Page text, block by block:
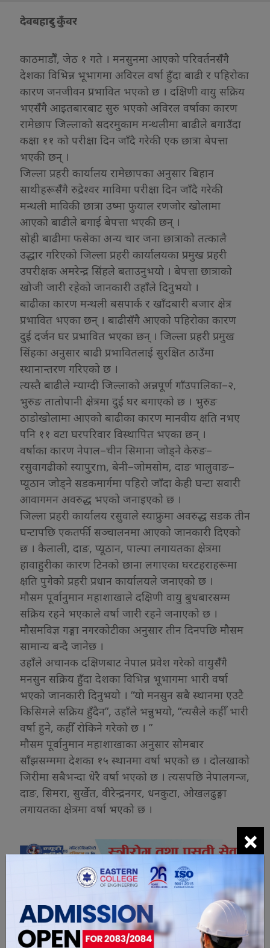
देवबहादुर कुँवर
काठमाडौंँ, जेठ १ गते । मनसुनमा आएको परिवर्तनसंँगै
देशका विभिन्न भूभागमा अविरल वर्षा हुँदा बाढी र पहिरोका
कारण जनजीवन प्रभावित भएको छ । दक्षिणी वायु सक्रिय
भएसंँगै आइतबारबाट सुरु भएको अविरल वर्षाका कारण
रामेछाप जिल्लाको सदरमुकाम मन्थलीमा बाढीले बगाउँदा
कक्षा ११ को परीक्षा दिन जाँदै गरेकी एक छात्रा बेपत्ता
भएकी छन् ।
जिल्ला प्रहरी कार्यालय रामेछापका अनुसार बिहान
साथीहरूसंँगै रुद्रेश्वर माविमा परीक्षा दिन जाँदै गरेकी
मन्थली माविकी छात्रा उष्मा फुयाल रणजोर खोलामा
आएको बाढीले बगाई बेपत्ता भएकी छन् ।
सोही बाढीमा फसेका अन्य चार जना छात्राको तत्कालै
उद्धार गरिएको जिल्ला प्रहरी कार्यालयका प्रमुख प्रहरी
उपरीक्षक अमरेन्द्र सिंहले बताउनुभयो । बेपत्ता छात्राको
खोजी जारी रहेको जानकारी उहाँले दिनुभयो ।
बाढीका कारण मन्थली बसपार्क र खाँदबारी बजार क्षेत्र
प्रभावित भएका छन् । बाढीसँगै आएको पहिरोका कारण
दुई दर्जन घर प्रभावित भएका छन् । जिल्ला प्रहरी प्रमुख
सिंहका अनुसार बाढी प्रभावितलाई सुरक्षित ठाउँमा
स्थानान्तरण गरिएको छ ।
त्यस्तै बाढीले म्याग्दी जिल्लाको अन्नपूर्ण गाँउपालिका–२,
भुरुङ तातोपानी क्षेत्रमा दुई घर बगाएको छ । भुरुङ
ठाडोखोलामा आएको बाढीका कारण मानवीय क्षति नभए
पनि ११ वटा घरपरिवार विस्थापित भएका छन् ।
वर्षाका कारण नेपाल–चीन सिमाना जोड्ने केरुङ–
रसुवागढीको स्यापु्रm, बेनी–जोमसोम, दाङ भालुवाङ–
प्यूठान जोड्ने सडकमार्गमा पहिरो जाँदा केही घन्टा सवारी
आवागमन अवरुद्ध भएको जनाइएको छ ।
जिल्ला प्रहरी कार्यालय रसुवाले स्याफ्रुमा अवरुद्ध सडक तीन
घन्टापछि एकतर्फी सञ्चालनमा आएको जानकारी दिएको
छ । कैलाली, दाङ, प्यूठान, पाल्पा लगायतका क्षेत्रमा
हावाहुरीका कारण टिनको छाना लगाएका घरटहराहरूमा
क्षति पुगेको प्रहरी प्रधान कार्यालयले जनाएको छ ।
मौसम पूर्वानुमान महाशाखाले दक्षिणी वायु बुधबारसम्म
सक्रिय रहने भएकाले वर्षा जारी रहने जनाएको छ ।
मौसमविज्ञ गङ्गा नगरकोटीका अनुसार तीन दिनपछि मौसम
सामान्य बन्दै जानेछ ।
उहाँले अचानक दक्षिणबाट नेपाल प्रवेश गरेको वायुसंँगै
मनसुन सक्रिय हुँदा देशका विभिन्न भूभागमा भारी वर्षा
भएको जानकारी दिनुभयो । “यो मनसुन सबै स्थानमा एउटै
किसिमले सक्रिय हुँदैन”, उहाँले भन्नुभयो, “त्यसैले कहीँ भारी
वर्षा हुने, कहीँ रोकिने गरेको छ । ”
मौसम पूर्वानुमान महाशाखाका अनुसार सोमबार
साँझसम्ममा देशका १५ स्थानमा वर्षा भएको छ । दोलखाको
जिरीमा सबैभन्दा धेरै वर्षा भएको छ । त्यसपछि नेपालगन्ज,
दाङ, सिमरा, सुर्खेत, वीरेन्द्रनगर, धनकुटा, ओखलढुङ्गा
लगायतका क्षेत्रमा वर्षा भएको छ ।
यो खबर पढेर तपाईलाई कस्तो महसुस
भयो ?
×